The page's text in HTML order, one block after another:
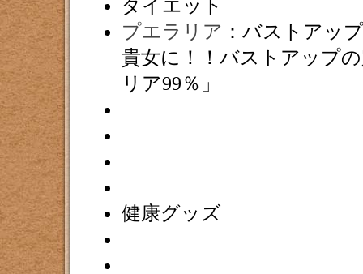
ダイエット
プエラリア ：バストアッ
貴女に！！バストアップ
リア99％」
健康グッズ